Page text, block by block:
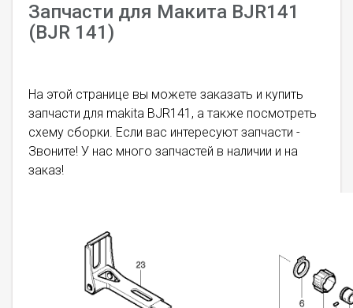
Запчасти для Макита BJR141
(BJR 141)
На этой странице вы можете заказать и купить
запчасти для makita BJR141, а также посмотреть
схему сборки. Если вас интересуют запчасти -
Звоните! У нас много запчастей в наличии и на
заказ!